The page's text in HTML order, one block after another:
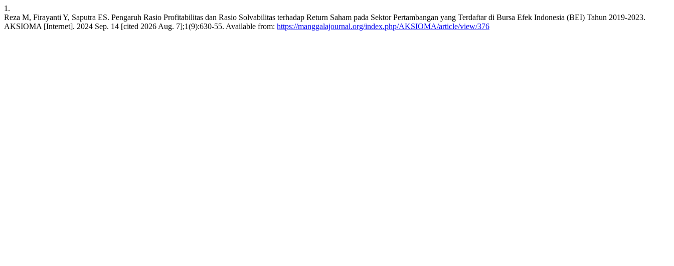
1.
Reza M, Firayanti Y, Saputra ES. Pengaruh Rasio Profitabilitas dan Rasio Solvabilitas terhadap Return Saham pada Sektor Pertambangan yang Terdaftar di Bursa Efek Indonesia (BEI) Tahun 2019-2023.
AKSIOMA [Internet]. 2024 Sep. 14 [cited 2026 Aug. 7];1(9):630-55. Available from: https://manggalajournal.org/index.php/AKSIOMA/article/view/376